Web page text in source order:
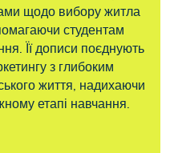
щодо вибору житла
студентам
Її дописи поєднують
з глибоким
життя, надихаючи
етапі навчання.